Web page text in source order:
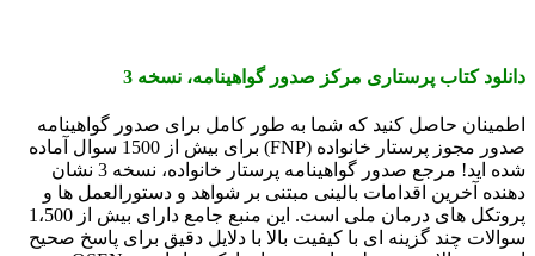
دانلود کتاب پرستاری مركز صدور گواهينامه، نسخه 3
اطمینان حاصل کنید که شما به طور کامل برای صدور گواهینامه
صدور مجوز پرستار خانواده (FNP) برای بیش از 1500 سوال آماده
شده اید! مرجع صدور گواهینامه پرستار خانواده، نسخه 3 نشان
دهنده آخرین اقدامات بالینی مبتنی بر شواهد و دستورالعمل ها و
پروتکل های درمان ملی است. این منبع جامع دارای بیش از 1،500
سوالات چند گزینه ای با کیفیت بالا با دلایل دقیق برای پاسخ صحیح